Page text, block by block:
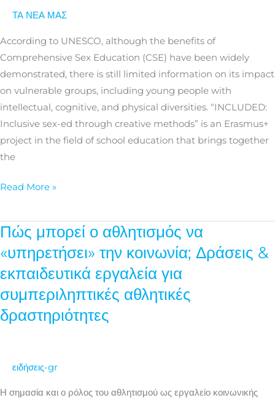
ΤΑ ΝΕΑ ΜΑΣ
According to UNESCO, although the benefits of
Comprehensive Sex Education (CSE) have been widely
demonstrated, there is still limited information on its impact
on vulnerable groups, including young people with
intellectual, cognitive, and physical diversities. “INCLUDED:
Inclusive sex-ed through creative methods” is an Erasmus+
project in the field of school education that brings together
the
education:
a
guide
for
schools
Read More »
Πώς μπορεί ο αθλητισμός να
«υπηρετήσει» την κοινωνία; Δράσεις &
εκπαιδευτικά εργαλεία για
συμπεριληπτικές αθλητικές
δραστηριότητες
ειδήσεις-gr
Η σημασία και ο ρόλος του αθλητισμού ως εργαλείο κοινωνικής
Πώς
αθλητισμός
να
«υπηρετήσει»
Δράσεις
εκπαιδευτικά